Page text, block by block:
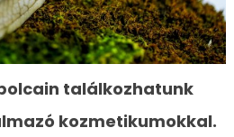
találkozhatunk
kozmetikumokkal.